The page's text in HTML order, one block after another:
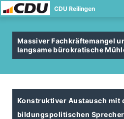
CDU Reilingen
Massiver Fachkräftemangel
langsame bürokratische
Konstruktiver Austausch mit
bildungspolitischen